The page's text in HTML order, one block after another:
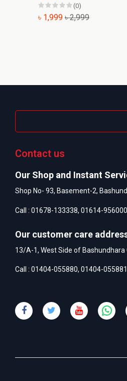
(0)
৳ 1,999 ৳ 2,999
Contact us
Our Shop and Instant
Shop No- 93, Basement-2,
Call : 01678-133338, 01614-956000
Our customer care
13/A-1, West Side of Bashundhara
Call : 01404-055880, 01404-055881